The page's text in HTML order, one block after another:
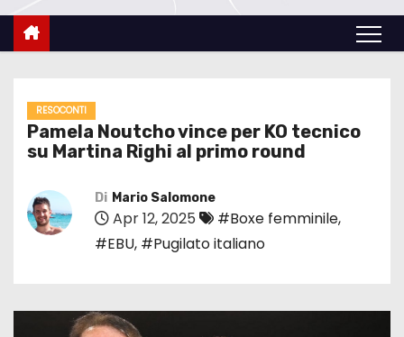
c
RESOCONTI
Pamela Noutcho vince per KO tecnico
su Martina Righi al primo round
Di Mario Salomone
Apr 12, 2025 #Boxe femminile,
#EBU, #Pugilato italiano